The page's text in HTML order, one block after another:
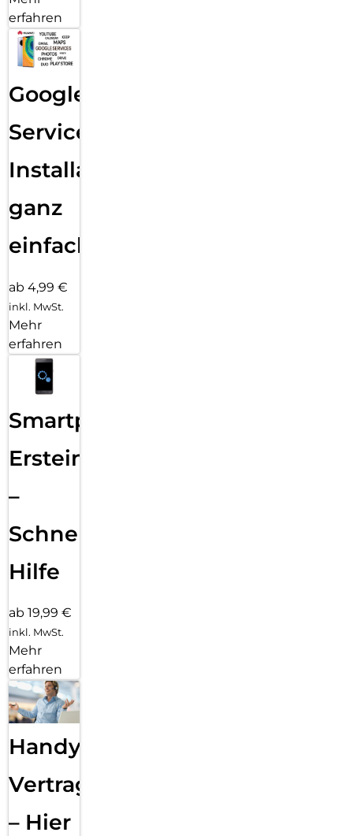
erfahren
Google
Services
Installation
ganz
einfach
ab 4,99 €
inkl. MwSt.
Mehr
erfahren
Smartphone
Ersteinrichtung
–
Schnelle
Hilfe
ab 19,99 €
inkl. MwSt.
Mehr
erfahren
Handy
Vertragsabwicklung
– Hier